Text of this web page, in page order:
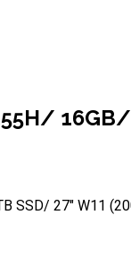
SSD/ 27″ W11